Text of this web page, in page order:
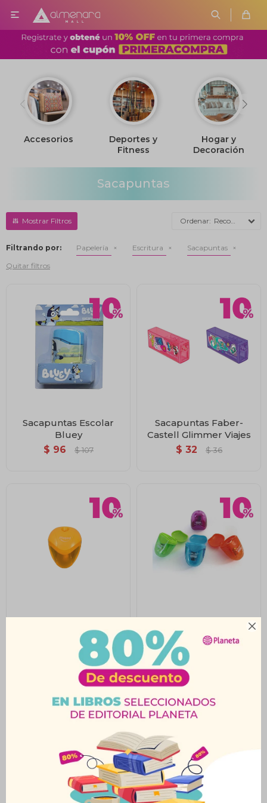


Accesorios
Deportes y
Fitness
Hogar y
Decoración
Sacapuntas
Recomendados
Filtrando por: Papelería Escritura
Sacapuntas
Quitar filtros
Sacapuntas Escolar
Bluey
$ 96 $ 107
Sacapuntas Faber-
Castell Glimmer Viajes
$ 32 $ 36
Igloo Neón 1 Orificio
$ 39
Depósito Polka
$ 31